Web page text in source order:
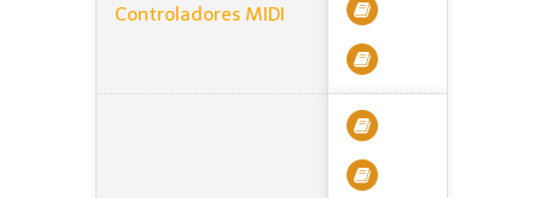
Controladores MIDI